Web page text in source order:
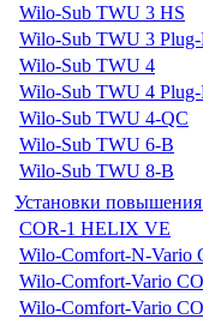
Wilo-Sub TWU 3 HS
Wilo-Sub TWU 3 Plug-
Wilo-Sub TWU 4
Wilo-Sub TWU 4 Plug-
Wilo-Sub TWU 4-QC
Wilo-Sub TWU 6-B
Wilo-Sub TWU 8-B
Установки
COR-1 HELIX VE
Wilo-Comfort-N-Vario
Wilo-Comfort-Vario
Wilo-Comfort-Vario